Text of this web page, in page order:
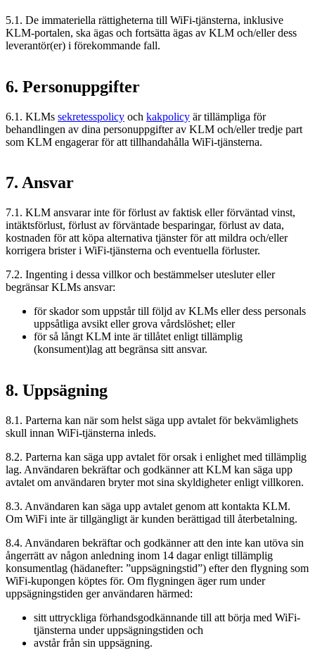
5.1. De immateriella rättigheterna till WiFi-tjänsterna, inklusive
KLM-portalen, ska ägas och fortsätta ägas av KLM och/eller dess
leverantör(er) i förekommande fall.
6. Personuppgifter
6.1. KLMs sekretesspolicy och kakpolicy är tillämpliga för
behandlingen av dina personuppgifter av KLM och/eller tredje part
som KLM engagerar för att tillhandahålla WiFi-tjänsterna.
7. Ansvar
7.1. KLM ansvarar inte för förlust av faktisk eller förväntad vinst,
intäktsförlust, förlust av förväntade besparingar, förlust av data,
kostnaden för att köpa alternativa tjänster för att mildra och/eller
korrigera brister i WiFi-tjänsterna och eventuella förluster.
7.2. Ingenting i dessa villkor och bestämmelser utesluter eller
begränsar KLMs ansvar:
för skador som uppstår till följd av KLMs eller dess personals
uppsåtliga avsikt eller grova vårdslöshet; eller
för så långt KLM inte är tillåtet enligt tillämplig
(konsument)lag att begränsa sitt ansvar.
8. Uppsägning
8.1. Parterna kan när som helst säga upp avtalet för bekvämlighets
skull innan WiFi-tjänsterna inleds.
8.2. Parterna kan säga upp avtalet för orsak i enlighet med tillämplig
lag. Användaren bekräftar och godkänner att KLM kan säga upp
avtalet om användaren bryter mot sina skyldigheter enligt villkoren.
8.3. Användaren kan säga upp avtalet genom att kontakta KLM.
Om WiFi inte är tillgängligt är kunden berättigad till återbetalning.
8.4. Användaren bekräftar och godkänner att den inte kan utöva sin
ångerrätt av någon anledning inom 14 dagar enligt tillämplig
konsumentlag (hädanefter: ”uppsägningstid”) efter den flygning som
WiFi-kupongen köptes för. Om flygningen äger rum under
uppsägningstiden ger användaren härmed:
sitt uttryckliga förhandsgodkännande till att börja med WiFi-
tjänsterna under uppsägningstiden och
avstår från sin uppsägning.